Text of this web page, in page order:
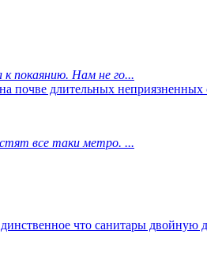
покаянию. Нам не го...
почве длительных неприязненных
все таки метро. ...
что санитары двойную